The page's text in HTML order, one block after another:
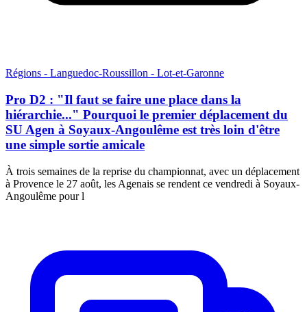
Régions - Languedoc-Roussillon - Lot-et-Garonne
Pro D2 : "Il faut se faire une place dans la
hiérarchie..." Pourquoi le premier déplacement du
SU Agen à Soyaux-Angoulême est très loin d'être
une simple sortie amicale
À trois semaines de la reprise du championnat, avec un déplacement
à Provence le 27 août, les Agenais se rendent ce vendredi à Soyaux-
Angoulême pour l